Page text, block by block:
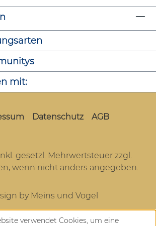
mit:
Datenschutz AGB
gesetzl. Mehrwertsteuer zzgl.
, wenn nicht anders angegeben.
by Meins und Vogel
verwendet Cookies, um eine